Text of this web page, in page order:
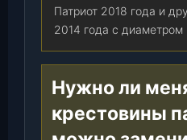
Патриот 2018 года и
2014 года с
Нужно ли
крестовины